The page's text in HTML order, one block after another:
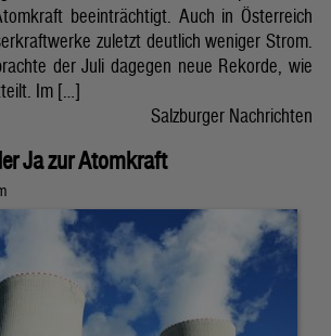
beeinträchtigt. Auch in Österreich
zuletzt deutlich weniger Strom.
der Juli dagegen neue Rekorde, wie
Im […]
Salzburger Nachrichten
Ja zur Atomkraft